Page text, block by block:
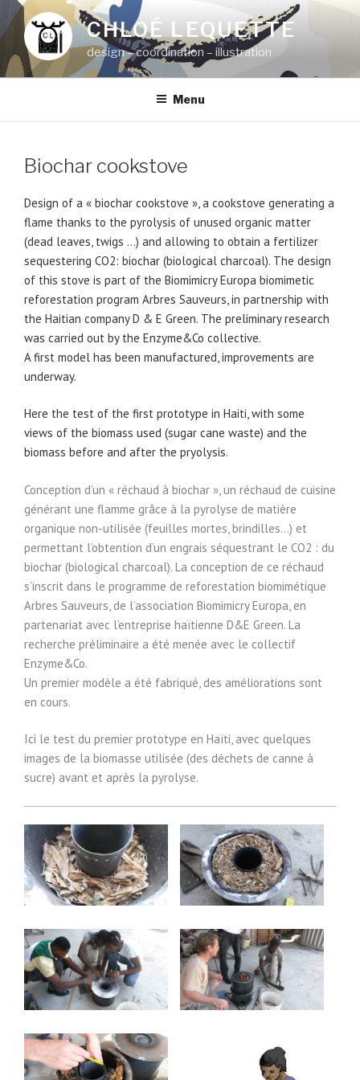
Aller
au
contenu
principal
CHLOÉ LEQUETTE
design – coordination – illustration
Menu
Biochar cookstove
Design of a « biochar cookstove », a cookstove generating a
flame thanks to the pyrolysis of unused organic matter
(dead leaves, twigs …) and allowing to obtain a fertilizer
sequestering CO2: biochar (biological charcoal). The design
of this stove is part of the Biomimicry Europa biomimetic
reforestation program Arbres Sauveurs, in partnership with
the Haitian company D & E Green. The preliminary research
was carried out by the Enzyme&Co collective.
A first model has been manufactured, improvements are
underway.
Here the test of the first prototype in Haiti, with some
views of the biomass used (sugar cane waste) and the
biomass before and after the pryolysis.
Conception d’un « réchaud à biochar », un réchaud de cuisine
générant une flamme grâce à la pyrolyse de matière
organique non-utilisée (feuilles mortes, brindilles…) et
permettant l’obtention d’un engrais séquestrant le CO2 : du
biochar (biological charcoal). La conception de ce réchaud
s’inscrit dans le programme de reforestation biomimétique
Arbres Sauveurs, de l’association Biomimicry Europa, en
partenariat avec l’entreprise haïtienne D&E Green. La
recherche préliminaire a été menée avec le collectif
Enzyme&Co.
Un premier modèle a été fabriqué, des améliorations sont
en cours.
Ici le test du premier prototype en Haïti, avec quelques
images de la biomasse utilisée (des déchets de canne à
sucre) avant et après la pyrolyse.